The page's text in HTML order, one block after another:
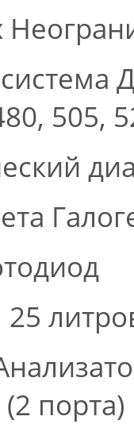
505,
порта)